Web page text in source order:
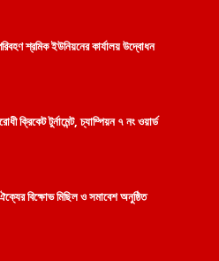
শ্রমিক ইউনিয়নের কার্যালয় উদ্বোধন
ক্রিকেট টুর্নামেন্ট, চ্যাম্পিয়ন ৭ নং ওয়ার্ড
বিক্ষোভ মিছিল ও সমাবেশ অনুষ্ঠিত